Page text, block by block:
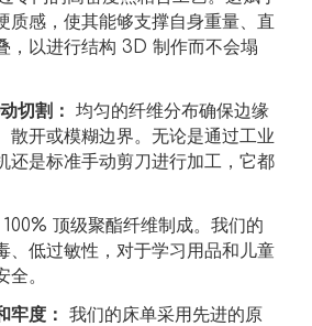
质感，使其能够支撑自身重量、直
，以进行结构 3D 制作而不会塌
切割：
均匀的纤维分布确保边缘
散开或模糊边界。无论是通过工业
还是标准手动剪刀进行加工，它都
100% 顶级聚酯纤维制成。我们的
、低过敏性，对于学习用品和儿童
。
牢度：
我们的床单采用先进的原